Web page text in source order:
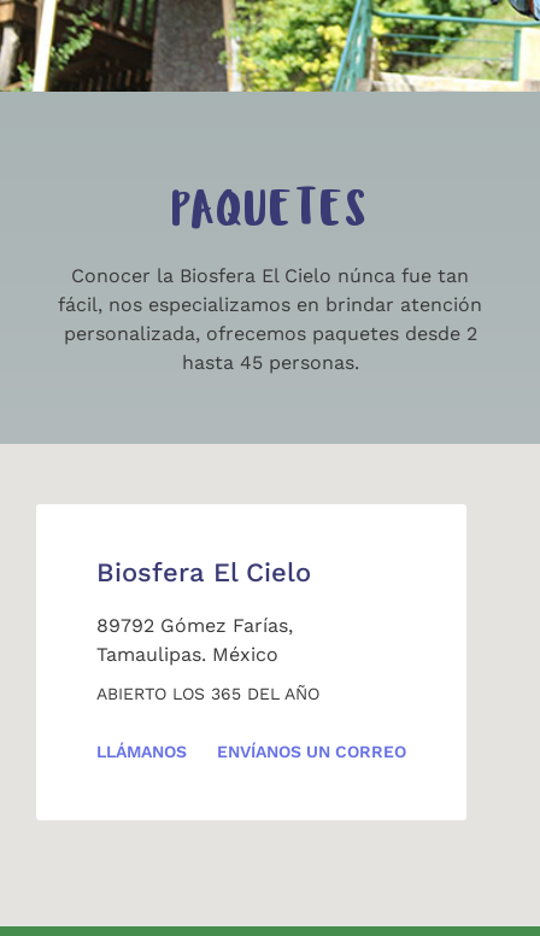
PAQUETES
Conocer la Biosfera El Cielo núnca fue tan
fácil, nos especializamos en brindar atención
personalizada, ofrecemos paquetes desde 2
hasta 45 personas.
Biosfera El Cielo
89792 Gómez Farías,
Tamaulipas. México
ABIERTO LOS 365 DEL AÑO
LLÁMANOS ENVÍANOS UN CORREO